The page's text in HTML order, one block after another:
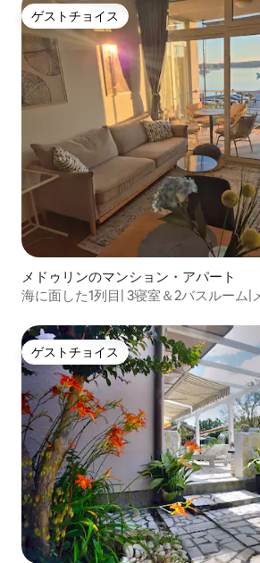
ゲストチョイス
ゲストチョイス
メドゥリンのマンション・アパート
海に面した1列目| 3寝室＆2バスルーム|
ゲストチョイス
ゲストチョイス